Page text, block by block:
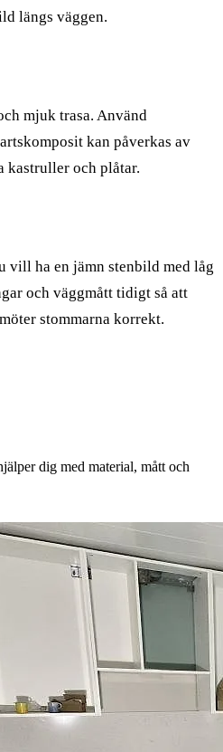
längs väggen.
mjuk trasa. Använd
kan påverkas av
kastruller och plåtar.
vill ha en jämn stenbild med låg
och väggmått tidigt så att
stommarna korrekt.
dig med material, mått och